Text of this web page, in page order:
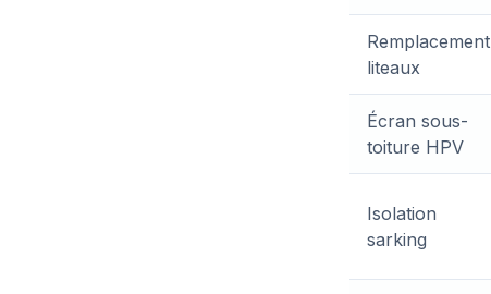
Remplacement
liteaux
Écran sous-
toiture HPV
Isolation
sarking